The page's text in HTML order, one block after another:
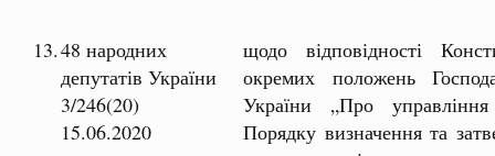
13.48 народних
депутатів України
3/246(20)
15.06.2020
щодо відповідності
окремих положень
України „Про
Порядку визначення та